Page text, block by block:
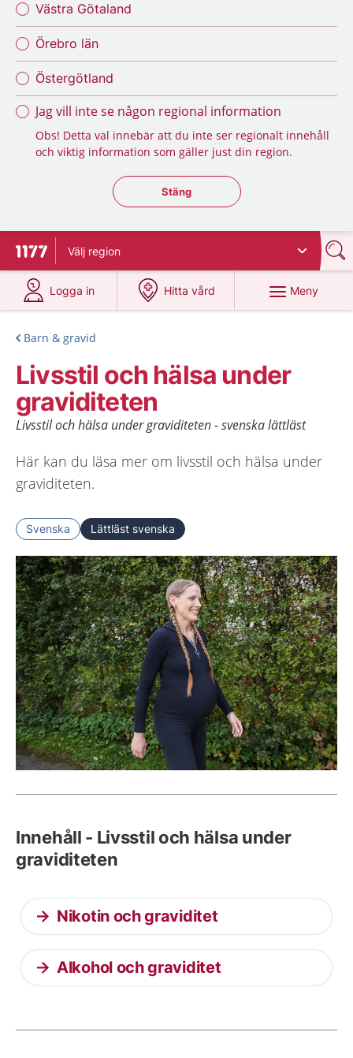
Västra Götaland
Örebro län
Östergötland
Jag vill inte se någon regional information
Obs! Detta val innebär att du inte ser regionalt innehåll
och viktig information som gäller just din region.
Stäng regionsväljaren
Stäng
Till startsidan för 1177
Välj region
Logga in
på 1177.se
Hitta vård
på 1177.se
Meny
Barn & gravid
Livsstil och hälsa under
graviditeten
Livsstil och hälsa under graviditeten - svenska lättläst
Här kan du läsa mer om livsstil och hälsa under
graviditeten.
Svenska Lättläst svenska
Innehåll - Livsstil och hälsa under
graviditeten
Nikotin och graviditet
Alkohol och graviditet